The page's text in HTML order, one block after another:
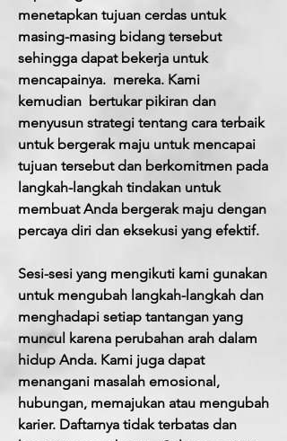
menetapkan tujuan cerdas untuk
masing-masing bidang tersebut
sehingga dapat bekerja untuk
mencapainya. mereka. Kami
kemudian bertukar pikiran dan
menyusun strategi tentang cara terbaik
untuk bergerak maju untuk mencapai
tujuan tersebut dan berkomitmen pada
langkah-langkah tindakan untuk
membuat Anda bergerak maju dengan
percaya diri dan eksekusi yang efektif.
Sesi-sesi yang mengikuti kami gunakan
untuk mengubah langkah-langkah dan
menghadapi setiap tantangan yang
muncul karena perubahan arah dalam
hidup Anda. Kami juga dapat
menangani masalah emosional,
hubungan, memajukan atau mengubah
karier. Daftarnya tidak terbatas dan